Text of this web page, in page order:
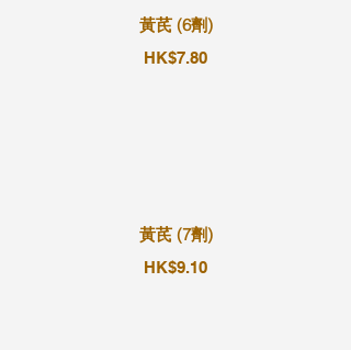
黃芪 (6劑)
HK$7.80
黃芪 (7劑)
HK$9.10